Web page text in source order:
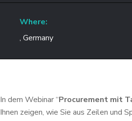
Where:
, Germany
In dem Webinar “Procurement mit
Ihnen zeigen, wie Sie aus Zeilen und